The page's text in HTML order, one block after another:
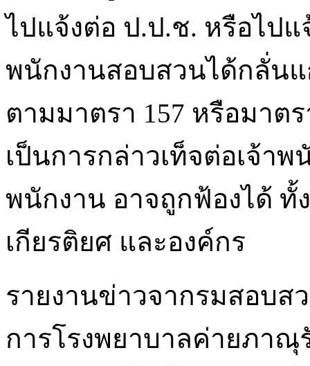
ไปแจ้งต่อ ป.ป.ช. หรือไป
พนักงานสอบสวนได้กลั่น
ตามมาตรา 157 หรือมาต
เป็นการกล่าวเท็จต่อเจ้าพ
พนักงาน อาจถูกฟ้องได้ ทั้
เกียรติยศ และองค์กร
รายงานข่าวจากรมสอบส
การโรงพยาบาลค่ายภาณุ